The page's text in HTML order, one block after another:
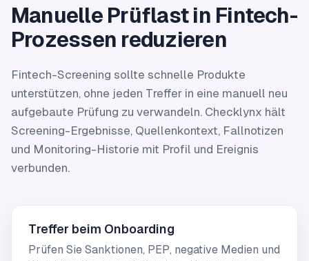
Manuelle Prüflast in Fintech-
Prozessen reduzieren
Fintech-Screening sollte schnelle Produkte
unterstützen, ohne jeden Treffer in eine manuell neu
aufgebaute Prüfung zu verwandeln. Checklynx hält
Screening-Ergebnisse, Quellenkontext, Fallnotizen
und Monitoring-Historie mit Profil und Ereignis
verbunden.
Treffer beim Onboarding
Prüfen Sie Sanktionen, PEP, negative Medien und